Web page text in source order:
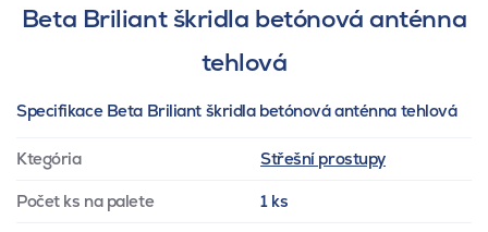
Beta Briliant škridla betónová anténna
tehlová
Specifikace Beta Briliant škridla betónová anténna tehlová
Ktegória Střešní prostupy
Počet ks na palete 1 ks